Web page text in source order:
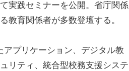
実践セミナーを公開。省庁関係
教育関係者が多数登壇する。
プリケーション、デジタル教
リティ、統合型校務支援システ